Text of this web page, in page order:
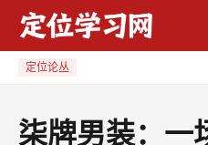
定位论丛
柒牌男装：一